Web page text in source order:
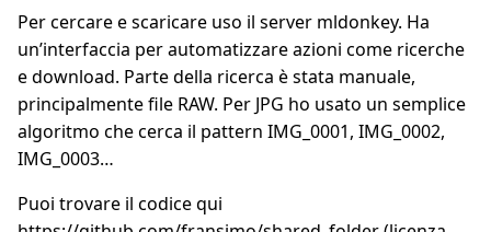
Per cercare e scaricare uso il server mldonkey. Ha
un’interfaccia per automatizzare azioni come ricerche
e download. Parte della ricerca è stata manuale,
principalmente file RAW. Per JPG ho usato un semplice
algoritmo che cerca il pattern IMG_0001, IMG_0002,
IMG_0003…
Puoi trovare il codice qui